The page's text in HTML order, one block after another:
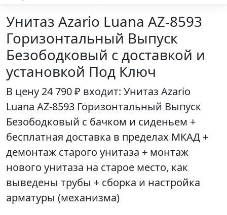
Унитаз Azario Luana AZ-8593
Горизонтальный Выпуск
Безободковый с доставкой и
установкой Под Ключ
В цену 24 790 ₽ входит: Унитаз Azario
Luana AZ-8593 Горизонтальный Выпуск
Безободковый с бачком и сиденьем +
бесплатная доставка в пределах МКАД +
демонтаж старого унитаза + монтаж
нового унитаза на старое место, как
выведены трубы + сборка и настройка
арматуры (механизма)